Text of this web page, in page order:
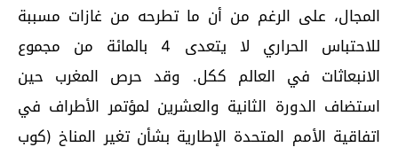
المجال، على الرغم من أن ما تطرحه من غازات مسببة
للاحتباس الحراري لا يتعدى 4 بالمائة من مجموع
الانبعاثات في العالم ككل. وقد حرص المغرب حين
استضاف الدورة الثانية والعشرين لمؤتمر الأطراف في
اتفاقية الأمم المتحدة الإطارية بشأن تغير المناخ (كوب